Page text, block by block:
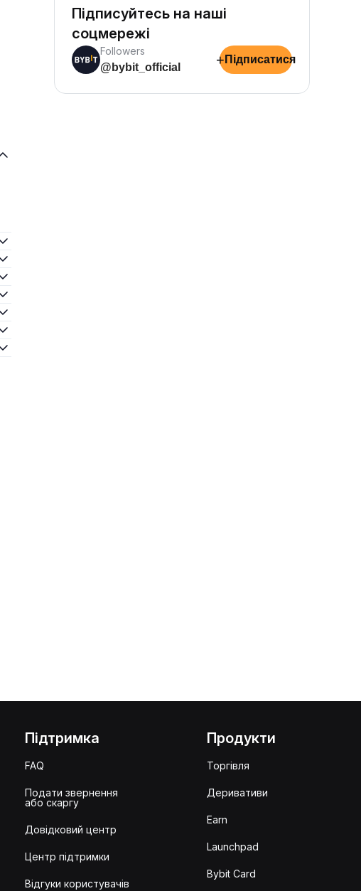
Підписуйтесь на наші
соцмережі
Followers
@bybit_official
+ Підписатися
Підтримка
FAQ
Подати звернення
або скаргу
Довідковий центр
Центр підтримки
Відгуки користувачів
Продукти
Торгівля
Деривативи
Earn
Launchpad
Bybit Card